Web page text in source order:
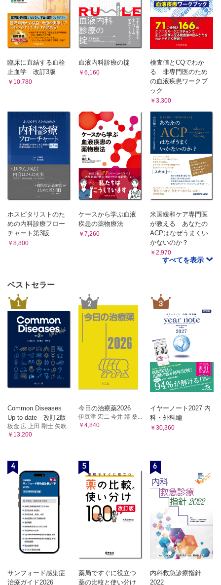
症例 13 ラブリズマブ治療中に血管外溶血による貧血が進行
しダニコパンの併用で貧血の改善を認めたAA―PNH症候群
症例 西脇嘉一
薬剤 エクリズマブ，ラブリズマブ，ダニコパン
COVID―19感染を契機としてブレークスルー溶血を発症し
急性腎不全により血液透析を要した症例 北脇年雄，内山
薬剤 エクリズマブ，ラブリズマブ，ダニコパン
症例 15 近位補体阻害薬から終末補体阻害薬への変更により
薬剤 エクリズマブ，イプタコパン，クロバリマブ
症例 16 抗C5療法が効果不十分と考えられ，イプタコパン
への変更が有効であった症例 小原 直，坂本竜弘
薬剤 ラブリズマブ，イプタコパン
症例 17 ペグセタコプランによる治療が奏効したC5遺伝子
変異を有する症例 蒸野寿紀
薬剤 エクリズマブ，ラブリズマブ，ペグセタコプラン，イ
プタコパン
症例 18 溶血発作を契機にペグセタコプランからイプタコパ
ン尿症の一例 石埼卓馬
薬剤 ラブリズマブ，クロバリマブ，ペグセタコプラン，イ
プタコパン
症例 19 ラブリズマブからクロバリマブに切り替えたとこ
ろ，抗薬物抗体によると思われる効果消失をきたし，イプタ
症例 20 C5阻害下でコントロール不十分だった血管外溶血
にイプタコパンが奏効し，QOLの改善が得られた1例 深
津真彦，池添隆之
薬剤 エクリズマブ，ラブリズマブ，イプタコパン
索引
臨床に直結する血栓
止血学 改訂3版
￥10,780
血液内科診療の掟
￥6,160
検査値とCQでわか
る 非専門医のため
の血液疾患ワークブ
ック
￥3,300
ホスピタリストのた
めの内科診療フロー
チャート第3版
￥8,800
ケースから学ぶ血液
疾患の薬物療法
￥7,260
米国緩和ケア専門医
が教える あなたの
ACPはなぜうまくい
かないのか？
￥2,970
すべてを表示
ベストセラー
1
Common Diseases
Up to date 改訂2版
板金 広 上田 剛士 矢吹...
￥13,200
2
今日の治療薬2026
伊豆津 宏二 今井 靖 桑...
￥4,840
3
イヤーノート2027 内
科・外科編
￥30,360
4
サンフォード感染症
治療ガイド2026
5
薬局ですぐに役立つ
薬の比較と使い分け
6
内科救急診療指針
2022